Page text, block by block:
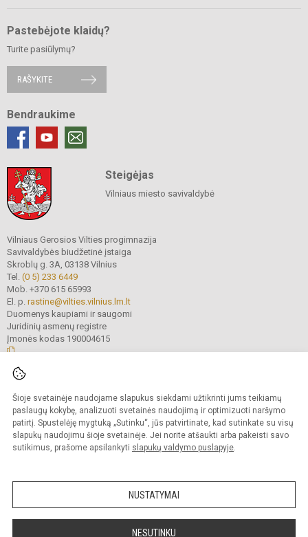
Šioje svetainėje naudojame slapukus siekdami užtikrinti jums teikiamų
paslaugų kokybę, analizuoti svetainės naudojimą ir optimizuoti naršymo
patirtį. Spustelėję mygtuką „Sutinku“, jūs patvirtinate, kad sutinkate su visų
slapukų naudojimu šioje svetainėje. Jei norite atšaukti arba pakeisti savo
sutikimus, prašome apsilankyti slapukų valdymo puslapyje.
NUSTATYMAI
NESUTINKU
Pastebėjote klaidų?
Turite pasiūlymų?
RAŠYKITE
Bendraukime
Steigėjas
Vilniaus miesto savivaldybė
Vilniaus Gerosios Vilties progimnazija
Savivaldybės biudžetinė įstaiga
Skroblų g. 3A, 03138 Vilnius
Tel. (0 5) 233 6449
Mob. +370 615 65993
El. p. rastine@vilties.vilnius.lm.lt
Duomenys kaupiami ir saugomi
Juridinių asmenų registre
Įmonės kodas 190004615
Kopijuoti turinį be raštiško progimnazijos administracijos sutikimo griežtai
draudžiama.
Prieinamumo paraiška Slapukų valdymas
Sumanus būdas atnaujinti